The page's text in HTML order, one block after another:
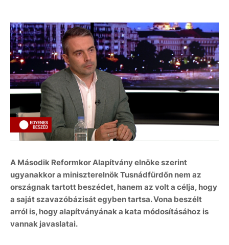
A Második Reformkor Alapítvány elnöke szerint
ugyanakkor a miniszterelnök Tusnádfürdőn nem az
országnak tartott beszédet, hanem az volt a célja, hogy
a saját szavazóbázisát egyben tartsa. Vona beszélt
arról is, hogy alapítványának a kata módosításához is
vannak javaslatai.